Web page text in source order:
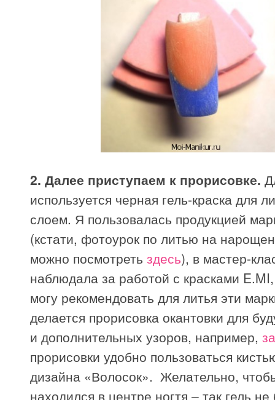
2. Далее приступаем к прорисовке.
используется черная гель-краска для
слоем. Я пользовалась продукцией
(кстати, фотоурок по литью на
можно посмотреть здесь), в мастер-
наблюдала за работой с красками
могу рекомендовать для литья эти
делается прорисовка окантовки для
и дополнительных узоров, например,
прорисовки удобно пользоваться
дизайна «Волосок». Желательно,
находился в центре ногтя – так гель не